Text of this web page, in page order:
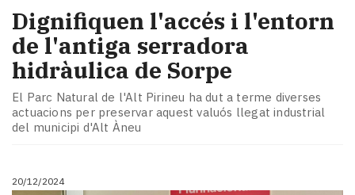
Dignifiquen l'accés i l'entorn
de l'antiga serradora
hidràulica de Sorpe
El Parc Natural de l'Alt Pirineu ha dut a terme diverses
actuacions per preservar aquest valuós llegat industrial
del municipi d'Alt Àneu
20/12/2024